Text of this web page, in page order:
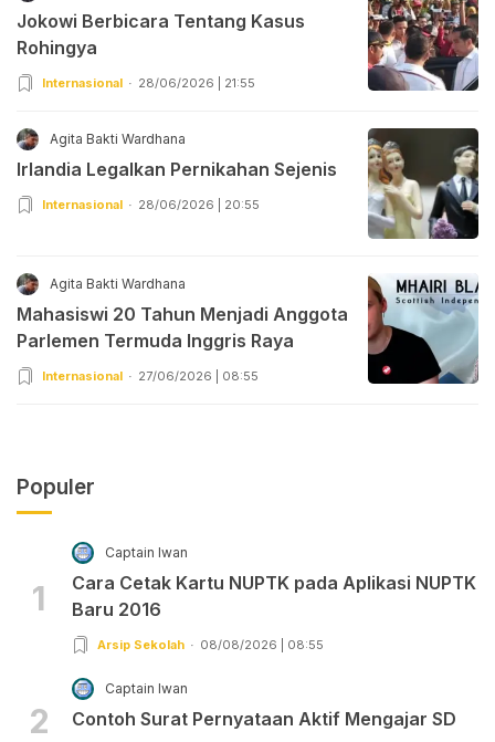
Jokowi Berbicara Tentang Kasus
Rohingya
Internasional 28/06/2026 | 21:55
Agita Bakti Wardhana
Irlandia Legalkan Pernikahan Sejenis
Internasional 28/06/2026 | 20:55
Agita Bakti Wardhana
Mahasiswi 20 Tahun Menjadi Anggota
Parlemen Termuda Inggris Raya
Internasional 27/06/2026 | 08:55
Populer
1
Captain Iwan
Cara Cetak Kartu NUPTK pada Aplikasi NUPTK
Baru 2016
Arsip Sekolah 08/08/2026 | 08:55
2
Captain Iwan
Contoh Surat Pernyataan Aktif Mengajar SD